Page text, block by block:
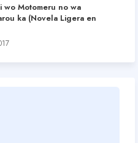
wo Motomeru no wa
ka (Novela Ligera en